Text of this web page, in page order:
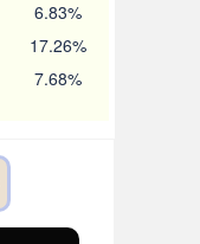
6.83%
17.26%
7.68%